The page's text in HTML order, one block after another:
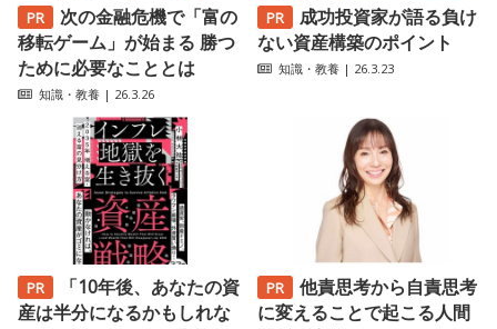
次の金融危機で「富の
移転ゲーム」が始まる 勝つ
ために必要なこととは
知識・教養 | 26.3.26
成功投資家が語る負け
ない資産構築のポイント
知識・教養 | 26.3.23
「10年後、あなたの資
産は半分になるかもしれな
他責思考から自責思考
に変えることで起こる人間